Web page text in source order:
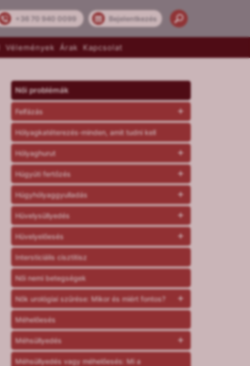
+36 70 940 0099 Bejelentkezés
Vélemények Árak Kapcsolat
Női problémák
Felfázás
Hólyagkatéterezés-minden, amit tudni kell
Hólyaghurut
Húgyúti fertőzés
Húgyhólyaggyulladás
Hüvelysüllyedés
Hüvelyelőesés
Intersticiális cisztitisz
Női nemi betegségek
Nők urológiai szűrése: Mikor és miért fontos?
Méhelőesés
Méhsüllyedés
Méhsüllyedés vagy méhelőesés: Mi a